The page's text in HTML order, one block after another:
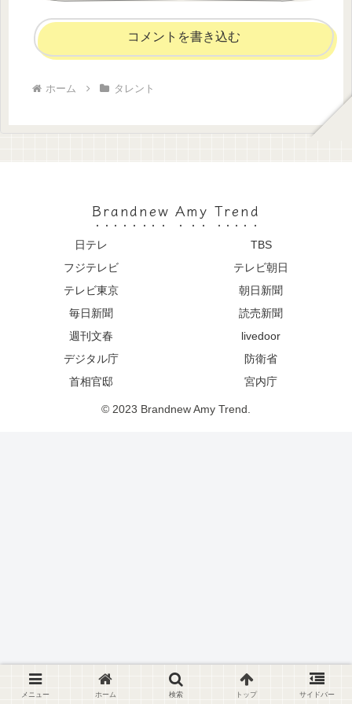
コメントを書き込む
ホーム タレント
Brandnew Amy Trend
日テレ
TBS
フジテレビ
テレビ朝日
テレビ東京
朝日新聞
毎日新聞
読売新聞
週刊文春
livedoor
デジタル庁
防衛省
首相官邸
宮内庁
© 2023 Brandnew Amy Trend.
メニュー ホーム 検索 トップ サイドバー